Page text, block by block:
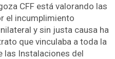
CFF está valorando las
el incumplimiento
y sin justa causa ha
que vinculaba a toda la
las Instalaciones del